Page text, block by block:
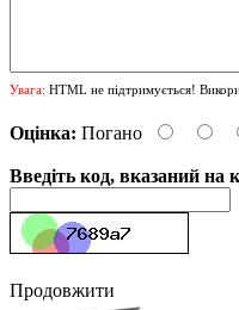
Увага: HTML не підтримується!
Оцінка: Погано
Введіть код, вказаний на
Продовжити